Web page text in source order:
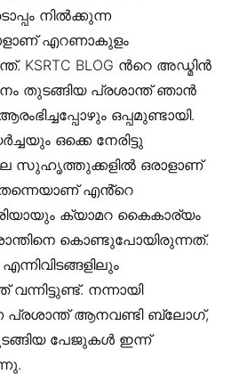
നിൽക്കുന്ന
എറണാകുളം
KSRTC BLOG ൻറെ അഡ്മിൻ
തുടങ്ങിയ പ്രശാന്ത് ഞാൻ
ആരംഭിച്ചപ്പോഴും ഒപ്പമുണ്ടായി.
ഒക്കെ നേരിട്ടു
സുഹൃത്തുക്കളിൽ ഒരാളാണ്
എൻ്റെ
ക്യാമറ കൈകാര്യം
കൊണ്ടുപോയിരുന്നത്.
നന്നായി
ആനവണ്ടി ബ്ലോഗ്,
പേജുകൾ ഇന്ന്